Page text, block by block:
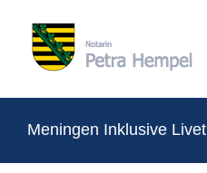
Inhalt
springen
Meningen Inklusive Livet